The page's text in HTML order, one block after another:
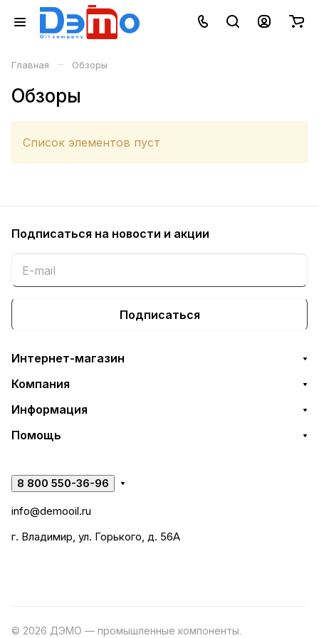
Главная – Обзоры
Обзоры
Список элементов пуст
Подписаться на новости и акции
Подписаться
Интернет-магазин
Компания
Информация
Помощь
8 800 550-36-96
info@demooil.ru
г. Владимир, ул. Горького, д. 56А
© 2026 ДЭМО — промышленные компоненты.